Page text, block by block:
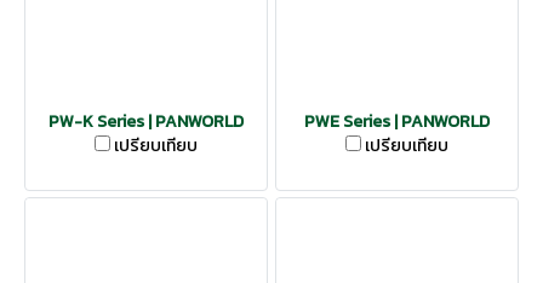
PW-K Series | PANWORLD
เปรียบเทียบ
PWE Series | PANWORLD
เปรียบเทียบ